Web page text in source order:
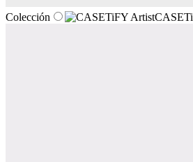
Colección